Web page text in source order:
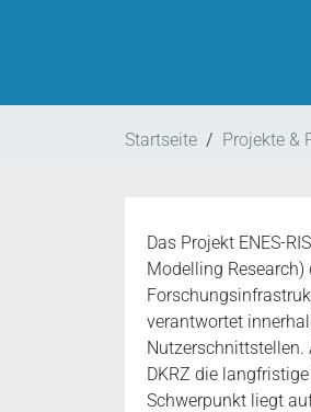
Startseite Projekte &
Das Projekt ENES-
Modelling
verantwortet
Nutzerschnittstellen.
DKRZ die
Schwerpunkt liegt